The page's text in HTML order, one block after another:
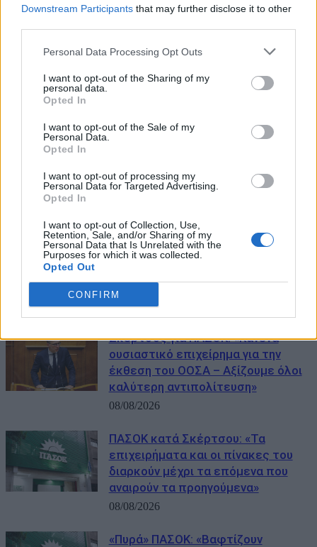
Downstream Participants that may further disclose it to other
Personal Data Processing Opt Outs
I want to opt-out of the Sharing of my
personal data.
Opted In
I want to opt-out of the Sale of my
Personal Data.
Opted In
I want to opt-out of processing my
Personal Data for Targeted Advertising.
Opted In
I want to opt-out of Collection, Use,
Retention, Sale, and/or Sharing of my
Personal Data that Is Unrelated with the
Purposes for which it was collected.
Opted Out
CONFIRM
ΜΠΟΡΕΙ ΝΑ ΣΑΣ ΕΝΔΙΑΦΕΡΕΙ
Το ΠΑΣΟΚ επανέρχεται για το
«Φαντασιόπληκτο ρεπορτάζ»
09/08/2026
Σκέρτσος για ΠΑΣΟΚ: «Κανένα
ουσιαστικό επιχείρημα για την
έκθεση του ΟΟΣΑ – Αξίζουμε όλοι
καλύτερη αντιπολίτευση»
08/08/2026
ΠΑΣΟΚ κατά Σκέρτσου: «Τα
επιχειρήματα και οι πίνακες του
διαρκούν μέχρι τα επόμενα που
αναιρούν τα προηγούμενα»
08/08/2026
«Πυρά» ΠΑΣΟΚ: «Βαφτίζουν